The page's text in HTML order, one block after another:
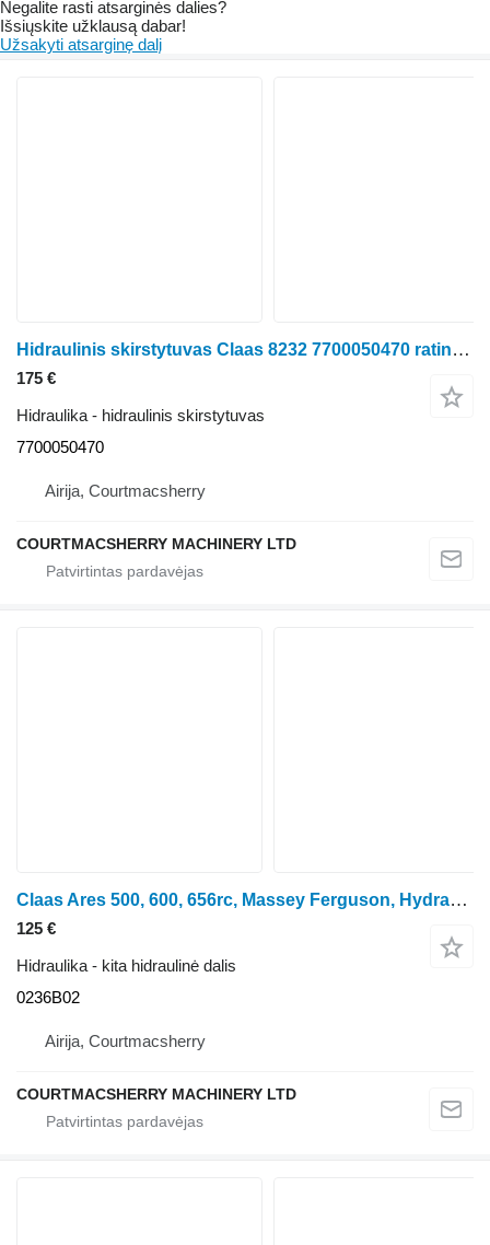
Negalite rasti atsarginės dalies?
Išsiųskite užklausą dabar!
Užsakyti atsarginę dalį
Hidraulinis skirstytuvas Claas 8232 7700050470 ratinio traktoriaus Claas Ares 656RC
175 €
Hidraulika - hidraulinis skirstytuvas
7700050470
Airija, Courtmacsherry
COURTMACSHERRY MACHINERY LTD
Claas Ares 500, 600, 656rc, Massey Ferguson, Hydraulic Lift Arm Rh 600 0236B02 ratinio traktoriaus
125 €
Hidraulika - kita hidraulinė dalis
0236B02
Airija, Courtmacsherry
COURTMACSHERRY MACHINERY LTD